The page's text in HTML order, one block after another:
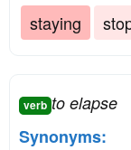
staying
verb to elapse
Synonyms: